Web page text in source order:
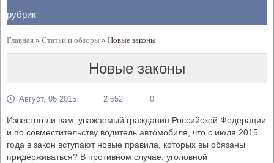
Главная »Статьи и обзоры »Новые законы
Новые законы
Август, 05 2015 2 552 0
Известно ли вам, уважаемый гражданин Российской Федерации
и по совместительству водитель автомобиля, что с июля 2015
года в закон вступают новые правила, которых вы обязаны
придерживаться? В противном случае, уголовной